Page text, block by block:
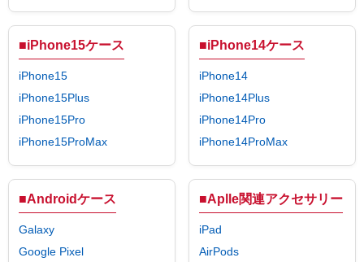
■iPhone15ケース
iPhone15
iPhone15Plus
iPhone15Pro
iPhone15ProMax
■iPhone14ケース
iPhone14
iPhone14Plus
iPhone14Pro
iPhone14ProMax
■Androidケース
Galaxy
Google Pixel
■Aplle関連アクセサリー
iPad
AirPods